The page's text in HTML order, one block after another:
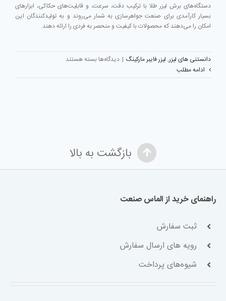
دستگاه‌های برش لیزر طلا با ترکیب دقت، سرعت، و قابلیت‌های حکاکی، ابزارهای
بسیار کارآمدی برای صنعت جواهرسازی به شمار می‌روند و به تولیدکنندگان این
امکان را می‌دهند که محصولات با کیفیت و منحصر به فردی را ارائه دهند.
دانستنی های لیزر, لیزر فایبر مارکینگ | دیدگاه‌ها برای
لیزر
بسته هستند
ادامه مطلب
بازگشت به بالا
راهنمای خرید از الماس صنعت
ثبت سفارش
رویه های ارسال سفارش
شیوه‌های پرداخت